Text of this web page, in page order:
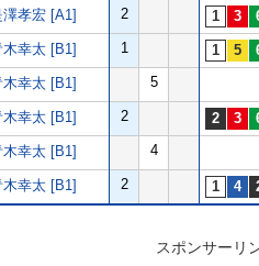
澤孝宏 [A1] 2
木幸太 [B1] 1
木幸太 [B1] 5
木幸太 [B1] 2
木幸太 [B1] 4
木幸太 [B1] 2
スポンサーリ